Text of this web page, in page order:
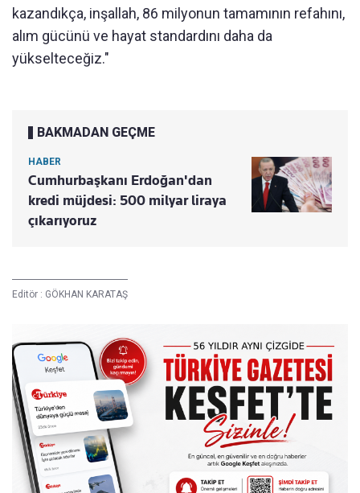
kazandıkça, inşallah, 86 milyonun tamamının refahını,
alım gücünü ve hayat standardını daha da
yükselteceğiz."
BAKMADAN GEÇME
HABER
Cumhurbaşkanı Erdoğan'dan
kredi müjdesi: 500 milyar liraya
çıkarıyoruz
Editör : GÖKHAN KARATAŞ